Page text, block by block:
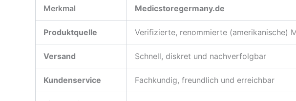
Merkmal Medicstoregermany.de
Produktquelle Verifizierte, renommierte (amerikanische)
Versand Schnell, diskret und nachverfolgbar
Kundenservice Fachkundig, freundlich und erreichbar